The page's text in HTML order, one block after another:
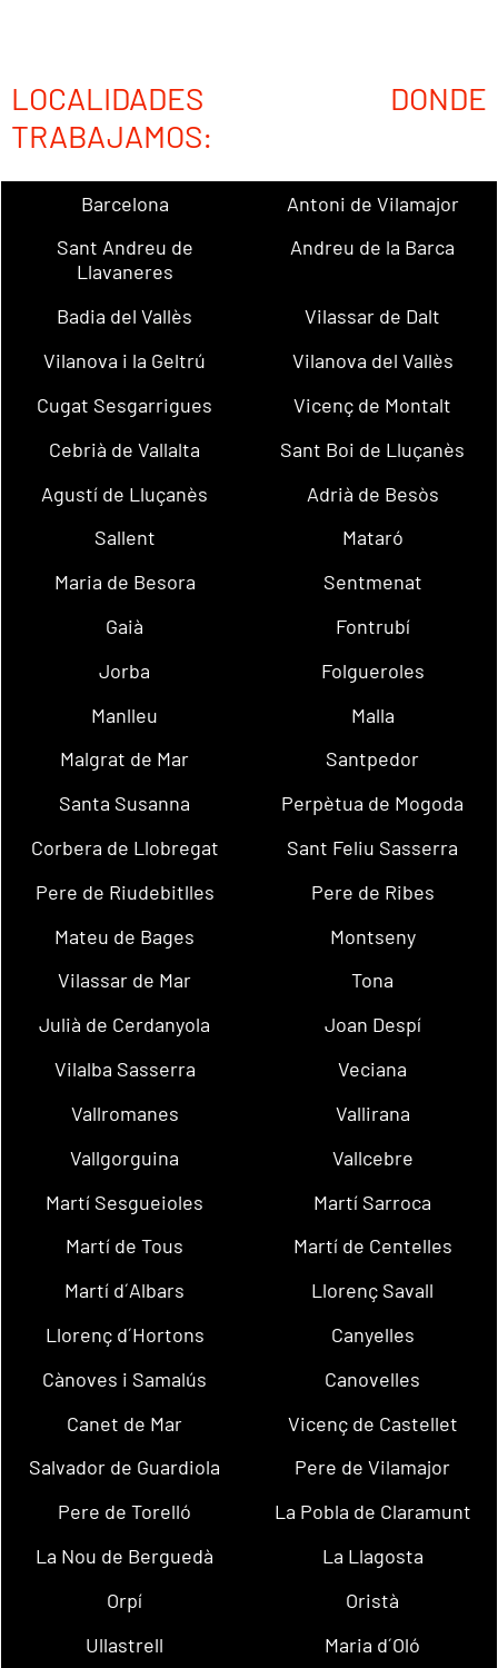
LOCALIDADES DONDE
TRABAJAMOS:
Barcelona
Antoni de Vilamajor
Sant Andreu de
Llavaneres
Andreu de la Barca
Badia del Vallès
Vilassar de Dalt
Vilanova i la Geltrú
Vilanova del Vallès
Cugat Sesgarrigues
Vicenç de Montalt
Cebrià de Vallalta
Sant Boi de Lluçanès
Agustí de Lluçanès
Adrià de Besòs
Sallent
Mataró
Maria de Besora
Sentmenat
Gaià
Fontrubí
Jorba
Folgueroles
Manlleu
Malla
Malgrat de Mar
Santpedor
Santa Susanna
Perpètua de Mogoda
Corbera de Llobregat
Sant Feliu Sasserra
Pere de Riudebitlles
Pere de Ribes
Mateu de Bages
Montseny
Vilassar de Mar
Tona
Julià de Cerdanyola
Joan Despí
Vilalba Sasserra
Veciana
Vallromanes
Vallirana
Vallgorguina
Vallcebre
Martí Sesgueioles
Martí Sarroca
Martí de Tous
Martí de Centelles
Martí d´Albars
Llorenç Savall
Llorenç d´Hortons
Canyelles
Cànoves i Samalús
Canovelles
Canet de Mar
Vicenç de Castellet
Salvador de Guardiola
Pere de Vilamajor
Pere de Torelló
La Pobla de Claramunt
La Nou de Berguedà
La Llagosta
Orpí
Oristà
Ullastrell
Maria d´Oló